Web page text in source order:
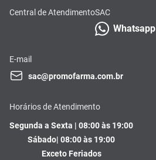
Central de AtendimentoSAC
Whatsapp
E-mail
sac@promofarma.com.br
Horários de Atendimento
Segunda a Sexta | 08:00 às 19:00
Sábado| 08:00 às 19:00
Exceto Feriados